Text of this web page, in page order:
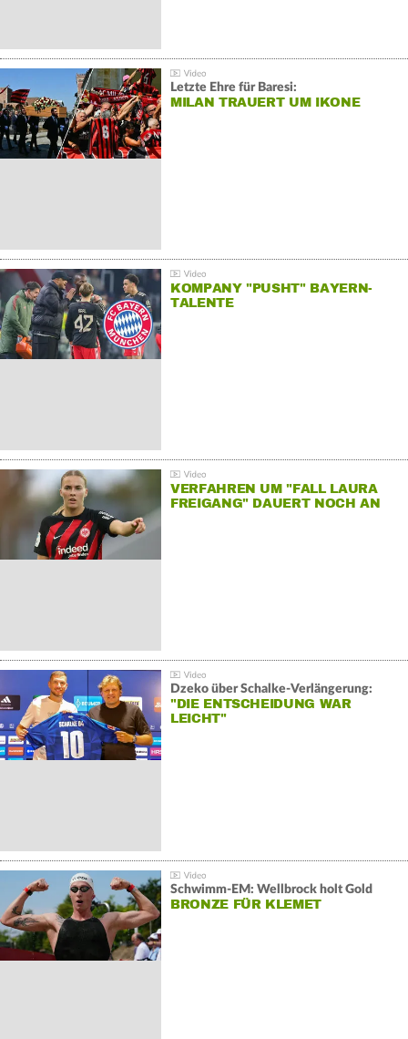
Letzte Ehre für Baresi:
MILAN TRAUERT UM IKONE
KOMPANY "PUSHT" BAYERN-
TALENTE
VERFAHREN UM "FALL LAURA
FREIGANG" DAUERT NOCH AN
Dzeko über Schalke-Verlängerung:
"DIE ENTSCHEIDUNG WAR
LEICHT"
Schwimm-EM: Wellbrock holt Gold
BRONZE FÜR KLEMET